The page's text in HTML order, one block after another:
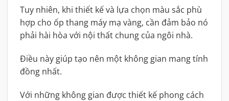
Tuy nhiên, khi thiết kế và lựa chọn màu sắc phù
hợp cho ốp thang máy mạ vàng, cần đảm bảo nó
phải hài hòa với nội thất chung của ngôi nhà.
Điều này giúp tạo nên một không gian mang tính
đồng nhất.
Với những không gian được thiết kế phong cách